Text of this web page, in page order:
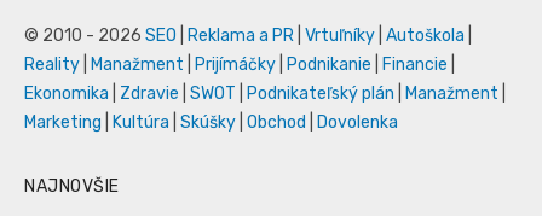
© 2010 - 2026 SEO Reklama a PR Vrtuľníky Autoškola
Reality
Manažment Prijímáčky Podnikanie Financie
Ekonomika
Zdravie SWOT Podnikateľský plán Manažment
Marketing
Kultúra Skúšky Obchod Dovolenka
NAJNOVŠIE